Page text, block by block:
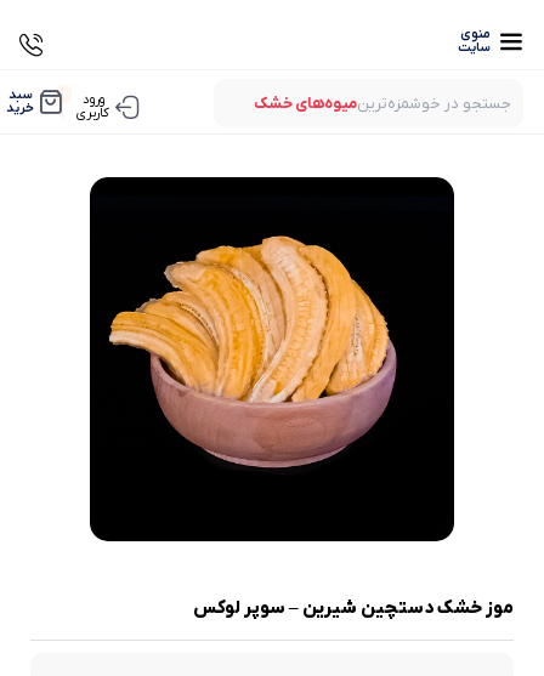
منوی
سایت
جستجو در خوشمزه‌ترینمیوه‌های خشک
لواشک‌های ارگانیک
ورود
کاربری
0 سبد
خرید
موز خشک دستچین شیرین – سوپر لوکس